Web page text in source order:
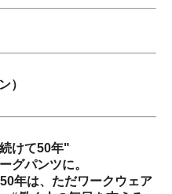
）
けて50年"
グパンツに。
年は、ただワークウェア